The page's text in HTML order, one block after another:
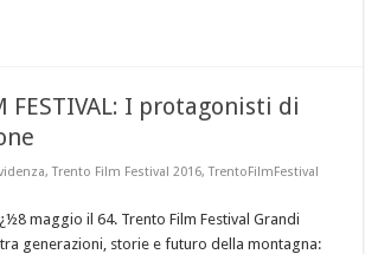
FESTIVAL: I protagonisti di
,Trento Film Festival 2016,TrentoFilmFestival
maggio il 64. Trento Film Festival Grandi
generazioni, storie e futuro della montagna: